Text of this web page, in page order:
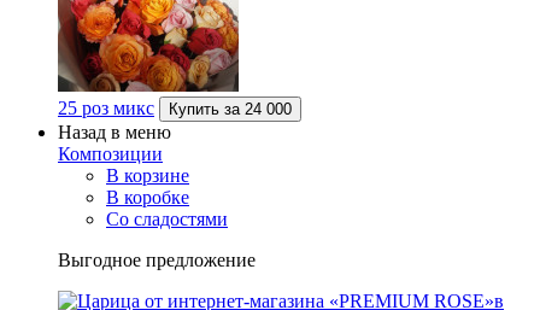
25 роз микс Купить за 24 000
Назад в меню
Композиции
В корзине
В коробке
Со сладостями
Выгодное предложение